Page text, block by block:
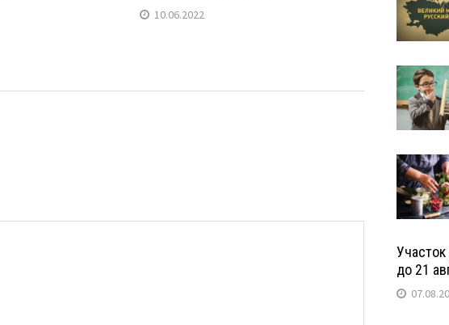
10.06.2022
до 21